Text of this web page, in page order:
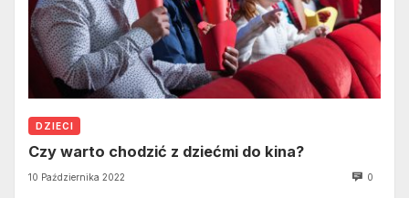
DZIECI
Czy warto chodzić z dziećmi do kina?
10 Października 2022 0